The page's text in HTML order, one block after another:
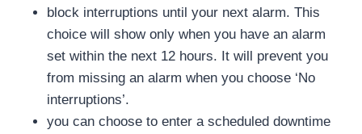
block interruptions until your next alarm. This
choice will show only when you have an alarm
set within the next 12 hours. It will prevent you
from missing an alarm when you choose ‘No
interruptions’.
you can choose to enter a scheduled downtime